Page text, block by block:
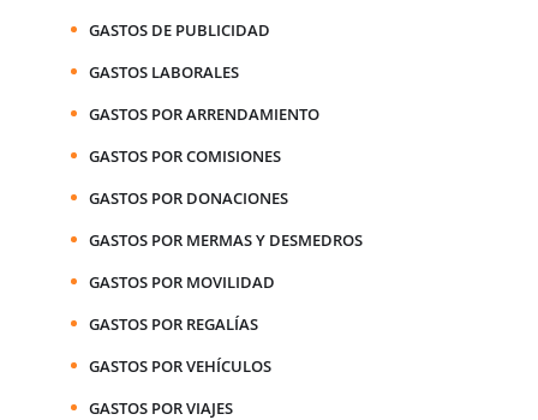
GASTOS DE PUBLICIDAD
GASTOS LABORALES
GASTOS POR ARRENDAMIENTO
GASTOS POR COMISIONES
GASTOS POR DONACIONES
GASTOS POR MERMAS Y DESMEDROS
GASTOS POR MOVILIDAD
GASTOS POR REGALÍAS
GASTOS POR VEHÍCULOS
GASTOS POR VIAJES